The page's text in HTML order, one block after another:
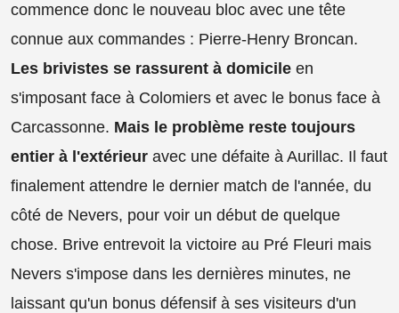
commence donc le nouveau bloc avec une tête
connue aux commandes : Pierre-Henry Broncan.
Les brivistes se rassurent à domicile en
s'imposant face à Colomiers et avec le bonus face à
Carcassonne. Mais le problème reste toujours
entier à l'extérieur avec une défaite à Aurillac. Il faut
finalement attendre le dernier match de l'année, du
côté de Nevers, pour voir un début de quelque
chose. Brive entrevoit la victoire au Pré Fleuri mais
Nevers s'impose dans les dernières minutes, ne
laissant qu'un bonus défensif à ses visiteurs d'un